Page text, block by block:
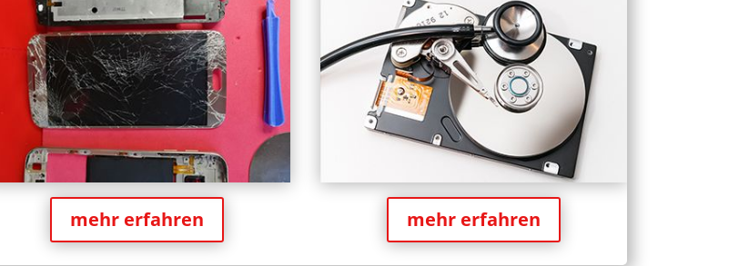
mehr erfahren mehr erfahren